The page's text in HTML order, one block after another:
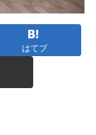
はてブ